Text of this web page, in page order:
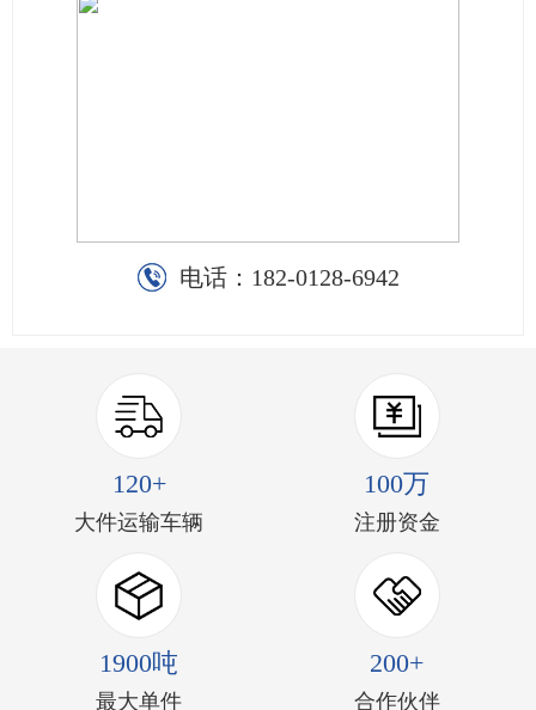
电话： 182-0128-6942
120+
大件运输车辆
100万
注册资金
1900吨
最大单件
200+
合作伙伴